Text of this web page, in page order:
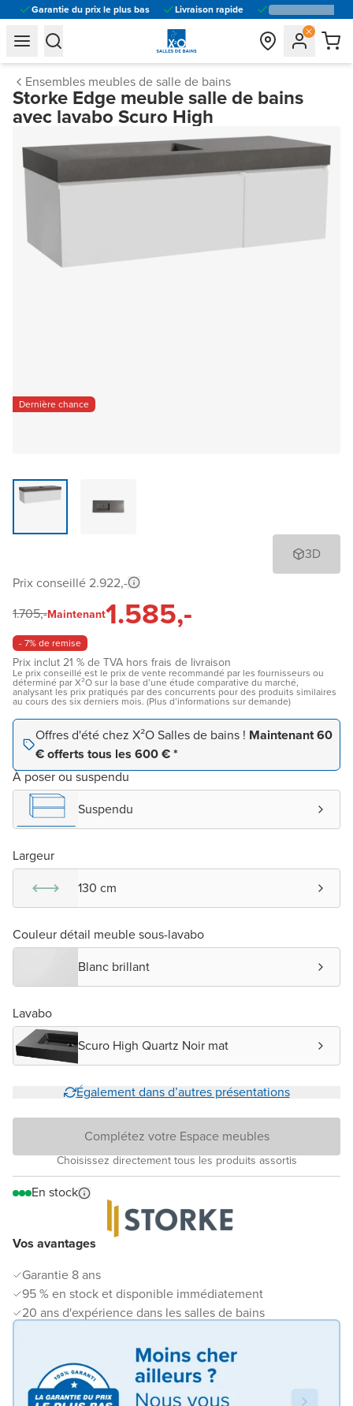
Garantie du prix le plus bas Livraison rapide
general.navigation.toggle_menu.label
general.navigation.toggle_menu.label
Ensembles meubles de salle de bains
Storke Edge meuble salle de bains
avec lavabo Scuro High
Dernière chance
3D
Vos avantages
Garantie 8 ans
95 % en stock et disponible immédiatement
20 ans d'expérience dans les salles de bains
Prix conseillé 2.922,-
1.705,-Maintenant1.585,-
- 7% de remise
Prix inclut 21 % de TVA hors frais de livraison
Le prix conseillé est le prix de vente recommandé par les fournisseurs ou
déterminé par X²O sur la base d’une étude comparative du marché,
analysant les prix pratiqués par des concurrents pour des produits similaires
au cours des six derniers mois. (Plus d’informations sur demande)
Offres d'été chez X²O Salles de bains ! Maintenant 60
€ offerts tous les 600 € *
À poser ou suspendu
Suspendu
Largeur
130 cm
Couleur détail meuble sous-lavabo
Blanc brillant
Lavabo
Scuro High Quartz Noir mat
Également dans d’autres présentations
Complétez votre Espace meubles
Choisissez directement tous les produits assortis
En stock